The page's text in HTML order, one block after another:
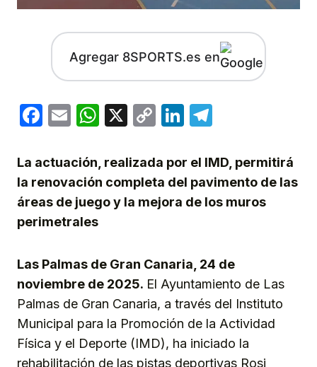
Agregar 8SPORTS.es en
Facebook
EmailWhatsApp
X
CopyLinkedIn
La actuación, realizada por el IMD, permitirá
la renovación completa del pavimento de las
áreas de juego y la mejora de los muros
perimetrales
Las Palmas de Gran Canaria, 24 de
noviembre de 2025. El Ayuntamiento de Las
Palmas de Gran Canaria, a través del Instituto
Municipal para la Promoción de la Actividad
Física y el Deporte (IMD), ha iniciado la
rehabilitación de las pistas deportivas Rosi